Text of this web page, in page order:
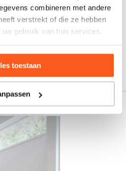
combineren met andere
verstrekt of die ze hebben
gebruik van hun services.
toestaan
27-